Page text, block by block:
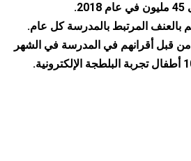
قبل أقرانهم في المدرسة في الشهر